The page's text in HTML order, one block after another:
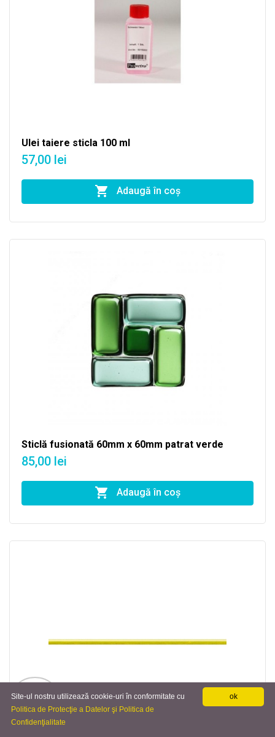
Ulei taiere sticla 100 ml
57,00 lei
Adaugă în coş
Sticlă fusionată 60mm x 60mm patrat verde
85,00 lei
Adaugă în coş
ok
Site-ul nostru utilizează cookie-uri în conformitate cu
Politica de Protecţie a Datelor şi Politica de
Confidenţialitate